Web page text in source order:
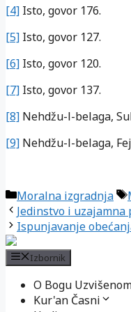
[4] Isto, govor 176.
[5] Isto, govor 127.
[6] Isto, govor 120.
[7] Isto, govor 137.
[8] Nehdžu-l-belaga,
[9] Nehdžu-l-belaga,
Kategorije
Moralna izgradnja
Jedinstvo i uzajamna
Ispunjavanje
Izbornik
O Bogu
Kur'an Časni